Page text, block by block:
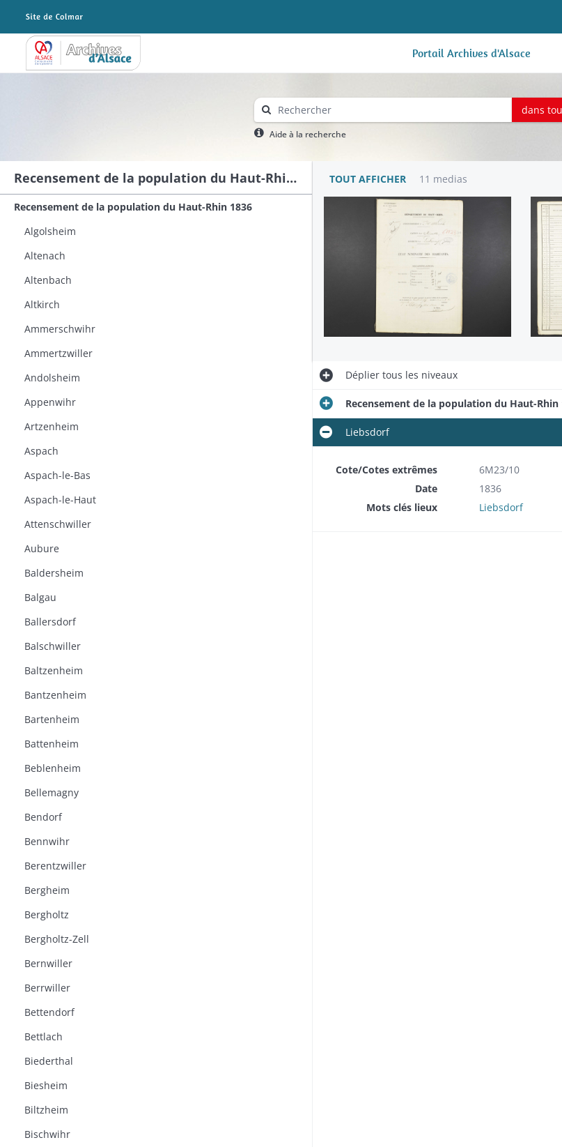
Archives Alsace - Colmar Portail Archives d'Alsace
dans
Aide à la recherche
Recensement de la population du Haut-Rhin 1836
Recensement de la population du Haut-Rhin 1836
Algolsheim
Altenach
Altenbach
Altkirch
Ammerschwihr
Ammertzwiller
Andolsheim
Appenwihr
Artzenheim
Aspach
Aspach-le-Bas
Aspach-le-Haut
Attenschwiller
Aubure
Baldersheim
Balgau
Ballersdorf
Balschwiller
Baltzenheim
Bantzenheim
Bartenheim
Battenheim
Beblenheim
Bellemagny
Bendorf
Bennwihr
Berentzwiller
Bergheim
Bergholtz
Bergholtz-Zell
Bernwiller
Berrwiller
Bettendorf
Bettlach
Biederthal
Biesheim
Biltzheim
Bischwihr
TOUT AFFICHER 11 medias
Dépliertous les niveaux
Recensement de la population du Haut-Rhin
Liebsdorf
Cote/Cotes extrêmes
6M23/10
Date
1836
Mots clés lieux
Liebsdorf